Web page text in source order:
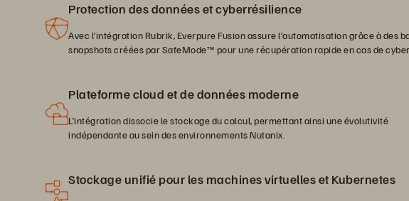
Protection des données et cyberrésilience
Avec l’intégration Rubrik, Everpure Fusion assure l’automatisation grâce à des
snapshots créées par SafeMode™ pour une récupération rapide en cas de
Plateforme cloud et de données moderne
L’intégration dissocie le stockage du calcul, permettant ainsi une évolutivité
indépendante au sein des environnements Nutanix.
Stockage unifié pour les machines virtuelles et Kubernetes